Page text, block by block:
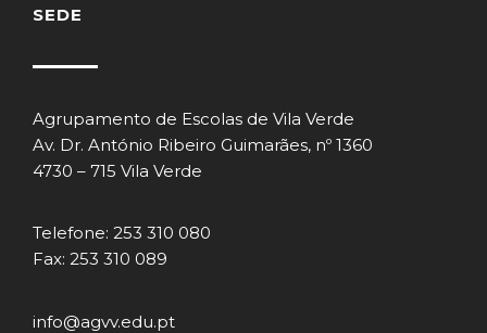
SEDE
Agrupamento de Escolas de Vila Verde
Av. Dr. António Ribeiro Guimarães, nº 1360
4730 – 715 Vila Verde
Telefone: 253 310 080
Fax: 253 310 089
info@agvv.edu.pt